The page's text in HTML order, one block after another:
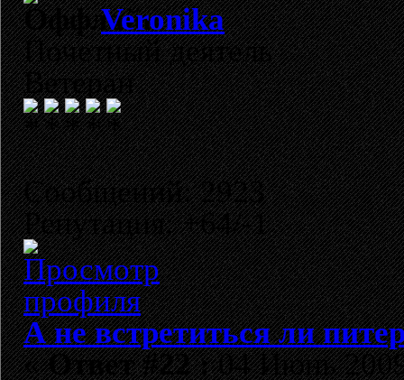
Veronika
Почетный деятель
Ветеран
Сообщений: 2923
Репутация: +64/-1
А не встретиться ли
«Ответ #22 :04 Июнь